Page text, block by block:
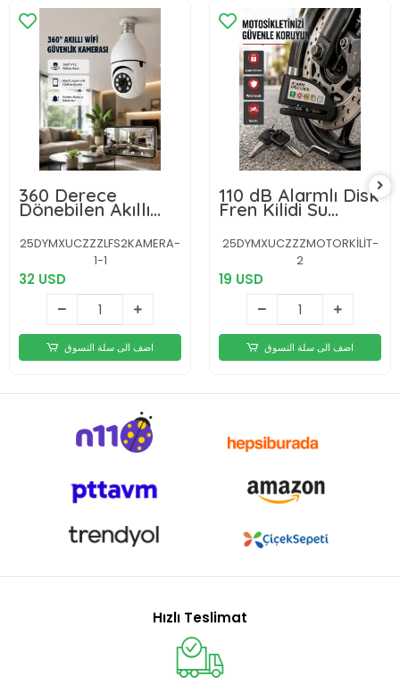
360 Derece
Dönebilen Akıllı
Duylu Kamera –
PTZ, Uzaktan
Kontrol, Hareket
25DYMXUCZZZLFS2KAMERA-
1-1
32 USD
اضف الى سلة التسوق
110 dB Alarmlı Disk
Fren Kilidi Su
Geçirmez Çelik
Gövde Motosiklet
Güvenlik
25DYMXUCZZZMOTORKİLİT-
2
19 USD
اضف الى سلة التسوق
Hızlı Teslimat